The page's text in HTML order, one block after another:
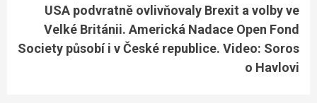
USA podvratně ovlivňovaly Brexit a volby ve
Velké Británii. Americká Nadace Open Fond
Society působí i v České republice. Video: Soros
o Havlovi